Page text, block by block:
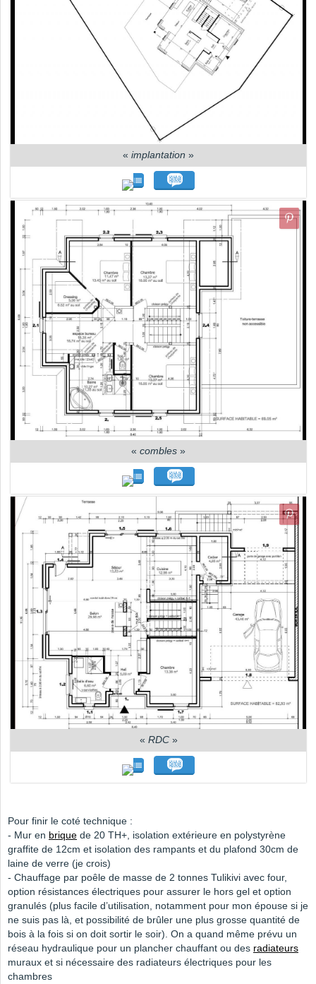
« implantation »
« combles »
« RDC»
Pour finir le coté technique :
- Mur en brique de 20 TH+, isolation extérieure en polystyrène
graffite de 12cm et isolation des rampants et du plafond 30cm de
laine de verre (je crois)
- Chauffage par poêle de masse de 2 tonnes Tulikivi avec four,
option résistances électriques pour assurer le hors gel et option
granulés (plus facile d’utilisation, notamment pour mon épouse si je
ne suis pas là, et possibilité de brûler une plus grosse quantité de
bois à la fois si on doit sortir le soir). On a quand même prévu un
réseau hydraulique pour un plancher chauffant ou des radiateurs
muraux et si nécessaire des radiateurs électriques pour les
chambres